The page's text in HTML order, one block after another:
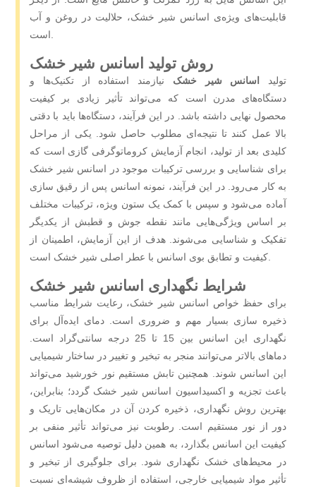
قابلیت‌های ویژه‌ی اسانس شیر خشک، حلالیت در روغن و آب
روش تولید اسانس شیر خشک
تولید اسانس شیر خشک نیازمند استفاده از تکنیک‌ها و
دستگاه‌های مدرن است که می‌تواند تأثیر زیادی بر کیفیت
محصول نهایی داشته باشد. در این فرآیند، دستگاه‌ها باید با دقتی
بالا عمل کنند تا نتیجه‌ای مطلوب حاصل شود. یکی از مراحل
کلیدی بعد از تولید، انجام آزمایش کروماتوگرفی گازی است که
برای شناسایی و بررسی ترکیبات موجود در اسانس شیر خشک
به کار می‌رود. در این فرآیند، نمونه اسانس پس از رقیق ‌سازی
آماده می‌شود و سپس با کمک یک ستون ویژه، ترکیبات مختلف
بر اساس ویژگی‌هایی مانند نقطه جوش و قطبش از یکدیگر
تفکیک و شناسایی می‌شوند. هدف از این آزمایش، اطمینان از
شرایط نگهداری اسانس شیر خشک
برای حفظ خواص اسانس شیر خشک، رعایت شرایط مناسب
ذخیره ‌سازی بسیار مهم و ضروری است. دمای ایده‌آل برای
نگهداری این اسانس بین 15 تا 25 درجه سانتی‌گراد است.
دماهای بالاتر می‌توانند منجر به تبخیر و تغییر در ساختار شیمیایی
این اسانس شوند. همچنین تابش مستقیم نور خورشید می‌تواند
باعث تجزیه و اکسیداسیون اسانس شیر خشک گردد؛ بنابراین،
بهترین روش نگهداری، ذخیره کردن آن در مکان‌هایی تاریک و
دور از نور مستقیم است. رطوبت نیز می‌تواند تأثیر منفی بر
کیفیت این اسانس بگذارد، به همین دلیل توصیه می‌شود اسانس
در محیط‌های خشک نگهداری شود. برای جلوگیری از تبخیر و
تأثیر مواد شیمیایی خارجی، استفاده از ظروف شیشه‌ای نسبت